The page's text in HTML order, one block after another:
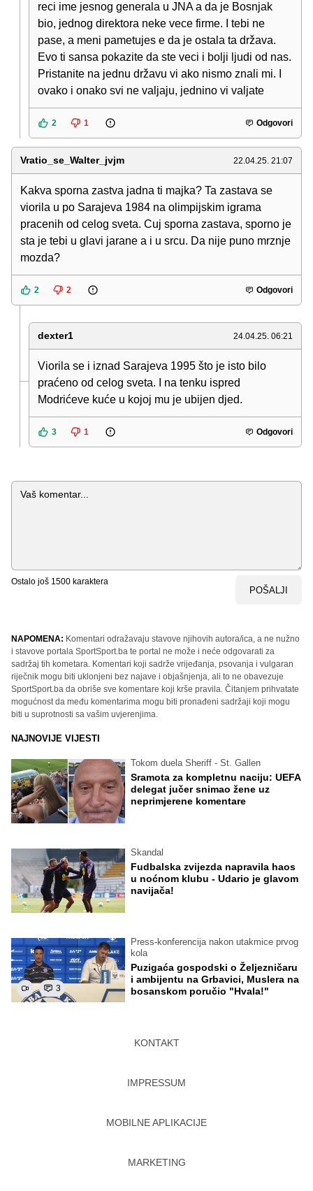
reci ime jesnog generala u JNA a da je Bosnjak
bio, jednog direktora neke vece firme. I tebi ne
pase, a meni pametujes e da je ostala ta država.
Evo ti sansa pokazite da ste veci i bolji ljudi od nas.
Pristanite na jednu državu vi ako nismo znali mi. I
ovako i onako svi ne valjaju, jednino vi valjate
2 1 Odgovori
Vratio_se_Walter_jvjm 22.04.25. 21:07
Kakva sporna zastva jadna ti majka? Ta zastava se
viorila u po Sarajeva 1984 na olimpijskim igrama
pracenih od celog sveta. Cuj sporna zastava, sporno je
sta je tebi u glavi jarane a i u srcu. Da nije puno mrznje
mozda?
2 2 Odgovori
dexter1 24.04.25. 06:21
Viorila se i iznad Sarajeva 1995 što je isto bilo
praćeno od celog sveta. I na tenku ispred
Modrićeve kuće u kojoj mu je ubijen djed.
3 1 Odgovori
Komentar
Ostalo još 1500 karaktera
POŠALJI
NAPOMENA: Komentari odražavaju stavove njihovih autora/ica, a ne nužno
i stavove portala SportSport.ba te portal ne može i neće odgovarati za
sadržaj tih kometara. Komentari koji sadrže vrijeđanja, psovanja i vulgaran
riječnik mogu biti uklonjeni bez najave i objašnjenja, ali to ne obavezuje
SportSport.ba da obriše sve komentare koji krše pravila. Čitanjem prihvatate
mogućnost da među komentarima mogu biti pronađeni sadržaji koji mogu
biti u suprotnosti sa vašim uvjerenjima.
NAJNOVIJE VIJESTI
Tokom duela Sheriff - St. Gallen
Sramota za kompletnu naciju: UEFA
delegat jučer snimao žene uz
neprimjerene komentare
Skandal
Fudbalska zvijezda napravila haos
u noćnom klubu - Udario je glavom
navijača!
3
Press-konferencija nakon utakmice prvog
kola
Puzigaća gospodski o Željezničaru
i ambijentu na Grbavici, Muslera na
bosanskom poručio "Hvala!"
KONTAKT
IMPRESSUM
MOBILNE APLIKACIJE
MARKETING